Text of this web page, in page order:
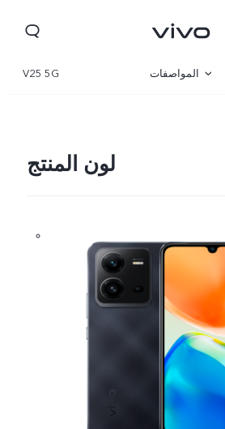
V25 5G المواصفات
لون المنتج